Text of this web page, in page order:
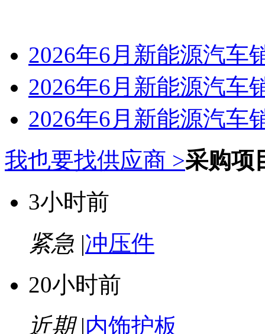
2026年6月新能源汽车
2026年6月新能源汽车
2026年6月新能源汽车
我也要找供应商 >采购项
3小时前
紧急 |冲压件
20小时前
近期|内饰护板